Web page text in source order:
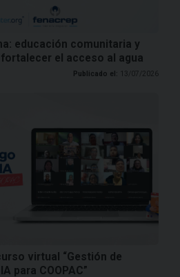
educación comunitaria y
el acceso al agua
Publicado el: 13/07/2026
virtual “Gestión de
para COOPAC”